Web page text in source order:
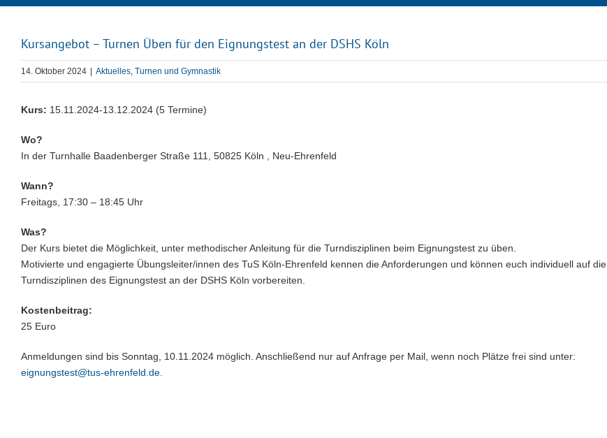
Kursangebot – Turnen Üben für den Eignungstest an der DSHS Köln
14. Oktober 2024 Aktuelles, Turnen und Gymnastik
Kurs: 15.11.2024-13.12.2024 (5 Termine)
Wo?
In der Turnhalle Baadenberger Straße 111, 50825 Köln , Neu-Ehrenfeld
Wann?
Freitags, 17:30 – 18:45 Uhr
Was?
Der Kurs bietet die Möglichkeit, unter methodischer Anleitung für die Turndisziplinen beim Eignungstest zu üben.
Motivierte und engagierte Übungsleiter/innen des TuS Köln-Ehrenfeld kennen die Anforderungen und können euch individuell auf die
Turndisziplinen des Eignungstest an der DSHS Köln vorbereiten.
Kostenbeitrag:
25 Euro
Anmeldungen sind bis Sonntag, 10.11.2024 möglich. Anschließend nur auf Anfrage per Mail, wenn noch Plätze frei sind unter:
eignungstest@tus-ehrenfeld.de.